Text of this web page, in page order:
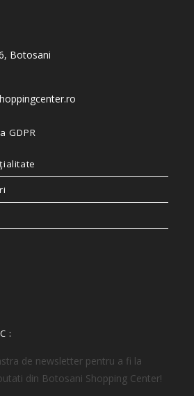
Botosani
GDPR
:
de newsletter pentru a fi la
din Botosani Shopping Center!